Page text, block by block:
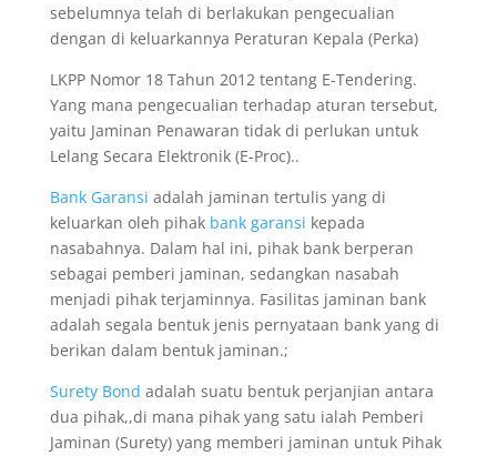
sebelumnya telah di berlakukan pengecualian
dengan di keluarkannya Peraturan Kepala (Perka)
LKPP Nomor 18 Tahun 2012 tentang E-Tendering.
Yang mana pengecualian terhadap aturan tersebut,
yaitu Jaminan Penawaran tidak di perlukan untuk
Lelang Secara Elektronik (E-Proc)..
Bank Garansi adalah jaminan tertulis yang di
keluarkan oleh pihak bank garansi kepada
nasabahnya. Dalam hal ini, pihak bank berperan
sebagai pemberi jaminan, sedangkan nasabah
menjadi pihak terjaminnya. Fasilitas jaminan bank
adalah segala bentuk jenis pernyataan bank yang di
berikan dalam bentuk jaminan.;
Surety Bond adalah suatu bentuk perjanjian antara
dua pihak,,di mana pihak yang satu ialah Pemberi
Jaminan (Surety) yang memberi jaminan untuk Pihak